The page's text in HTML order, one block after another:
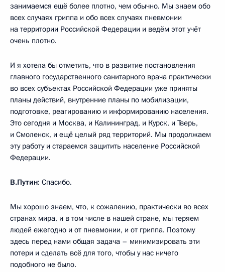
занимаемся ещё более плотно, чем обычно. Мы знаем обо
всех случаях гриппа и обо всех случаях пневмонии
на территории Российской Федерации и ведём этот учёт
очень плотно.
И я хотела бы отметить, что в развитие постановления
главного государственного санитарного врача практически
во всех субъектах Российской Федерации уже приняты
планы действий, внутренние планы по мобилизации,
подготовке, реагированию и информированию населения.
Это сегодня и Москва, и Калининград, и Курск, и Тверь,
и Смоленск, и ещё целый ряд территорий. Мы продолжаем
эту работу и стараемся защитить население Российской
Федерации.
В.Путин: Спасибо.
Мы хорошо знаем, что, к сожалению, практически во всех
странах мира, и в том числе в нашей стране, мы теряем
людей ежегодно и от пневмонии, и от гриппа. Поэтому
здесь перед нами общая задача – минимизировать эти
потери и сделать всё для того, чтобы у нас ничего
подобного не было.